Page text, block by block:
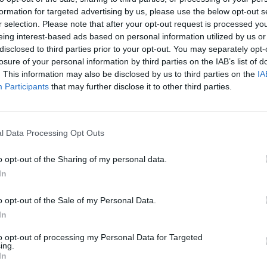
for targeted advertising by us, please use the below opt-out
selection. Please note that after your opt-out request is processed
interest-based ads based on personal information utilized by us
to third parties prior to your opt-out. You may separately
of your personal information by third parties on the IAB’s list of
This information may also be disclosed by us to third parties on the
Participants that may further disclose it to other third parties.
Data Processing Opt Outs
opt-out of the Sharing of my personal data.
opt-out of the Sale of my Personal Data.
opt-out of processing my Personal Data for Targeted
des vaccins contre le Covid-19 sans ARN messager
seulement pour la Guadeloupe. On vous en dit plus
Pfizer
essentiellement des vaccinsPfizer-BioNtech, à base
et les pompiers auront une alternative au vaccin à
1.3k
4
1.1k